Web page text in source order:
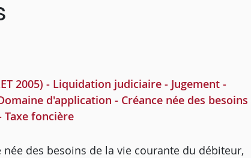
2005) - Liquidation judiciaire - Jugement -
d'application - Créance née des besoins
Taxe foncière
des besoins de la vie courante du débiteur,